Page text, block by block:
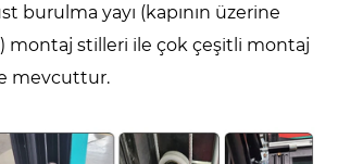
burulma yayı (kapının üzerine
montaj stilleri ile çok çeşitli montaj
mevcuttur.